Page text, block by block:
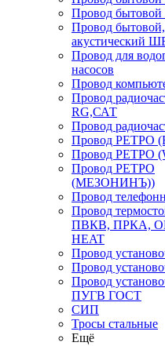
Провод
Провод бытовой,
акустический
Провод для
насосов
Провод
Провод
RG,САТ
Провод
Провод РЕТРО
Провод РЕТРО
Провод РЕТРО
(МЕЗОНИНЪ))
Провод
Провод
ПВКВ, ПРКА,
HEAT
Провод
Провод
Провод
ПУГВ ГОСТ
СИП
Тросы стальные
Ещё